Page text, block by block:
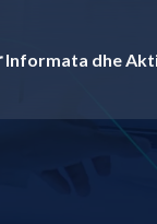
Informata dhe